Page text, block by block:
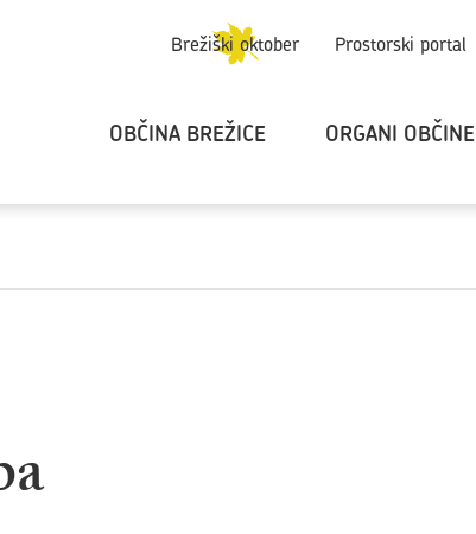
Brežiški oktober Prostorski portal
OBČINA BREŽICE ORGANI OBČINE